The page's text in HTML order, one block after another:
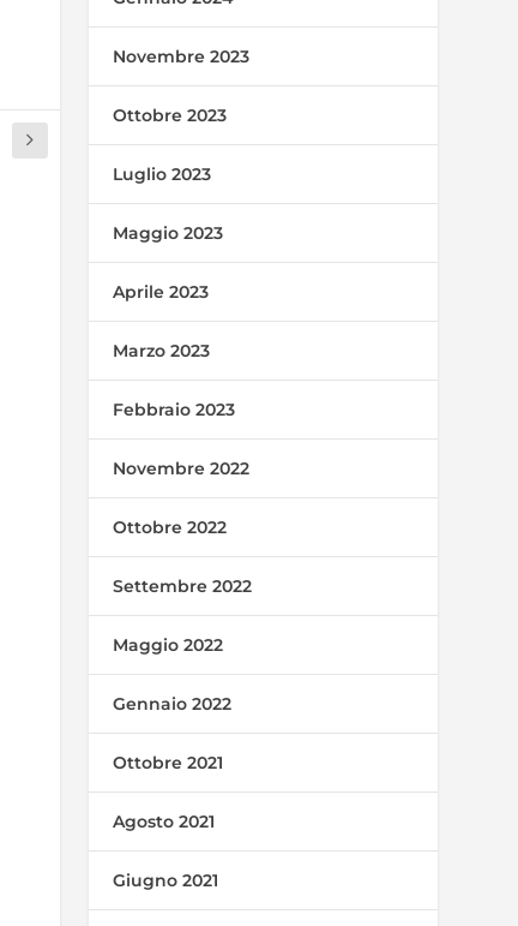
Novembre 2023
Ottobre 2023
Luglio 2023
Maggio 2023
Aprile 2023
Marzo 2023
Febbraio 2023
Novembre 2022
Ottobre 2022
Settembre 2022
Maggio 2022
Gennaio 2022
Ottobre 2021
Agosto 2021
Giugno 2021